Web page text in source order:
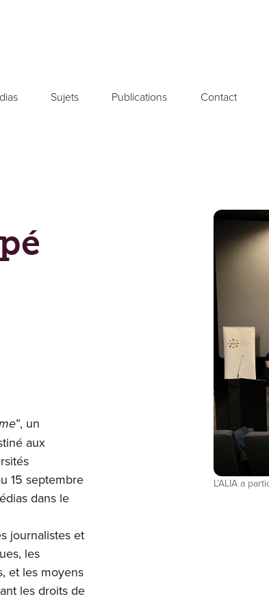
Sujets Publications Contact
”, un
aux
15 septembre
dans le
journalistes et
les
et les moyens
les droits de
L’ALIA a